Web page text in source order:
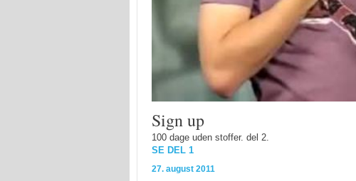
Sign up
100 dage uden stoffer. del 2.
SE DEL 1
27. august 2011